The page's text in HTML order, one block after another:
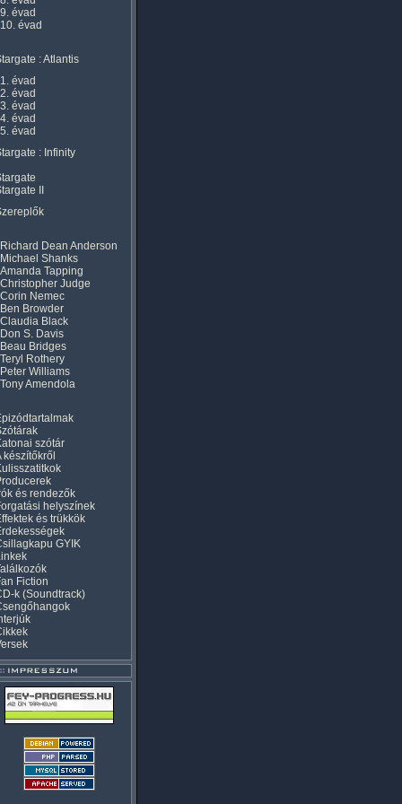
9. évad
10. évad
: Atlantis
1. évad
2. évad
3. évad
4. évad
5. évad
: Infinity
II
Richard Dean Anderson
Michael Shanks
Amanda Tapping
Christopher Judge
Corin Nemec
Ben Browder
Claudia Black
Don S. Davis
Beau Bridges
Teryl Rothery
Peter Williams
Tony Amendola
szótár
készítőkről
és rendezők
helyszínek
és trükkök
GYIK
Fiction
k (Soundtrack)